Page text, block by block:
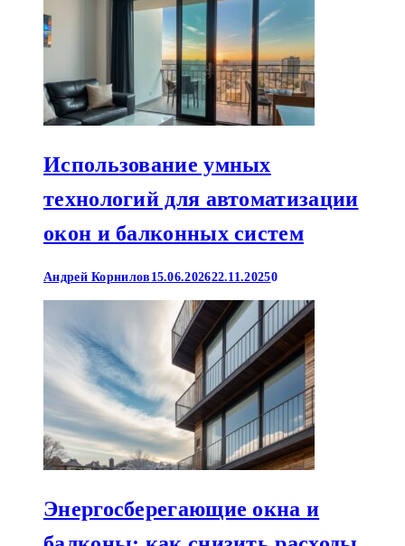
Использование умных
технологий для автоматизации
окон и балконных систем
Андрей Корнилов 15.06.202622.11.20250
Энергосберегающие окна и